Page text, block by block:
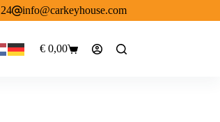
info@carkeyhouse.com
Winkelwagen
€0,00